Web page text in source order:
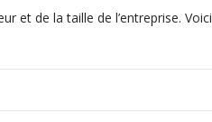
et de la taille de l’entreprise. Voici